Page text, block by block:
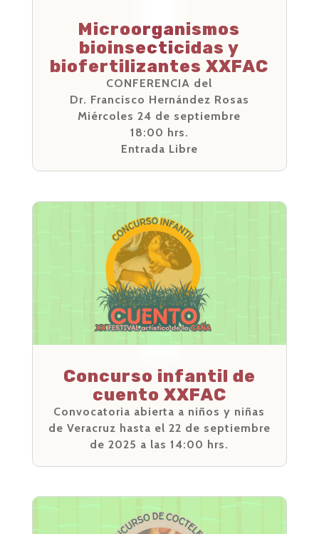
Microorganismos
bioinsecticidas y
biofertilizantes XXFAC
CONFERENCIA del
Dr. Francisco Hernández Rosas
Miércoles 24 de septiembre
18:00 hrs.
Entrada Libre
Concurso infantil de
cuento XXFAC
Convocatoria abierta a niños y niñas
de Veracruz hasta el 22 de septiembre
de 2025 a las 14:00 hrs.